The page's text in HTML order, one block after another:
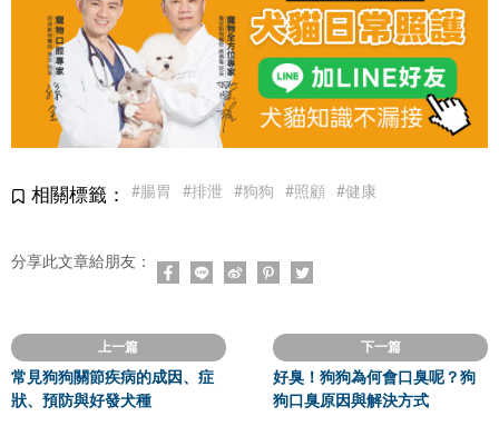
相關標籤： #腸胃 #排泄 #狗狗 #照顧 #健康
分享此文章給朋友：
上一篇
常見狗狗關節疾病的成因、症
狀、預防與好發犬種
下一篇
好臭！狗狗為何會口臭呢？狗
狗口臭原因與解決方式